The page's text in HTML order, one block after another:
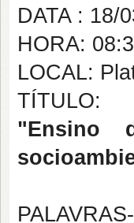
DATA : 18/
HORA:
LOCAL:
TÍTULO:
"Ensino